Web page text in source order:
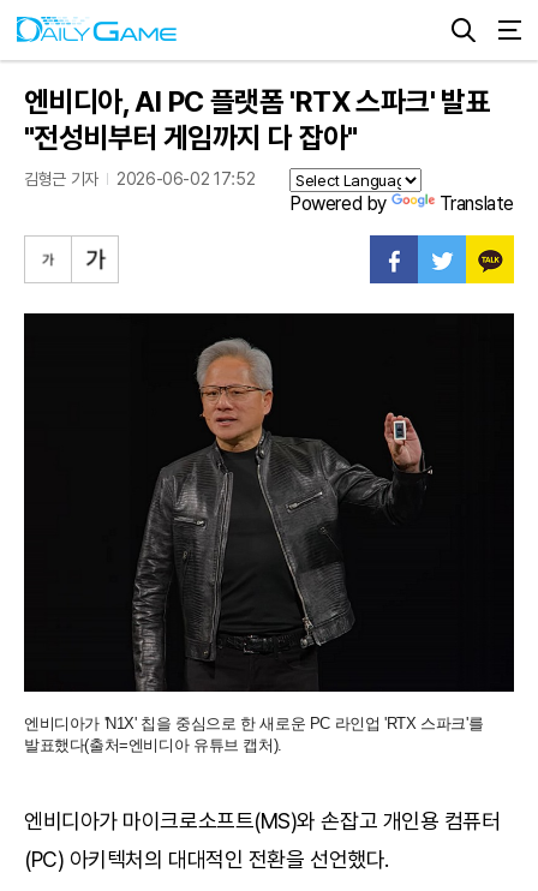
엔비디아, AI PC 플랫폼 'RTX 스파크' 발표
"전성비부터 게임까지 다 잡아"
김형근 기자 2026-06-02 17:52
Powered by Translate
엔비디아가 'N1X' 칩을 중심으로 한 새로운 PC 라인업 'RTX 스파크'를
발표했다(출처=엔비디아 유튜브 캡처).
엔비디아가 마이크로소프트(MS)와 손잡고 개인용 컴퓨터
(PC) 아키텍처의 대대적인 전환을 선언했다.